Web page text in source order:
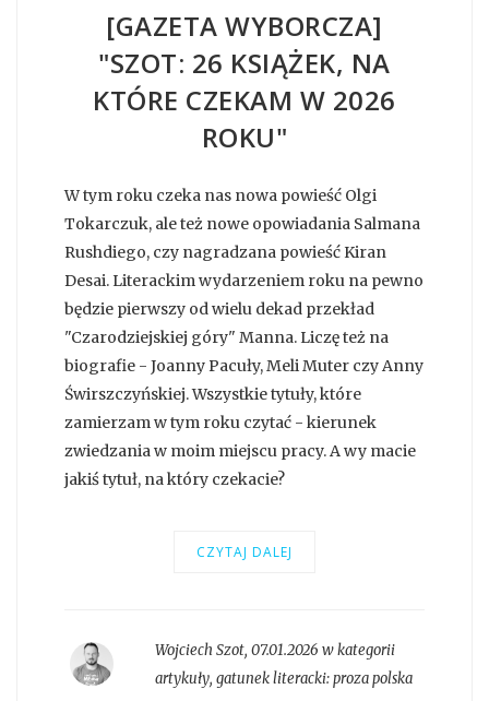
[GAZETA WYBORCZA]
"SZOT: 26 KSIĄŻEK, NA
KTÓRE CZEKAM W 2026
ROKU"
W tym roku czeka nas nowa powieść Olgi
Tokarczuk, ale też nowe opowiadania Salmana
Rushdiego, czy nagradzana powieść Kiran
Desai. Literackim wydarzeniem roku na pewno
będzie pierwszy od wielu dekad przekład
"Czarodziejskiej góry" Manna. Liczę też na
biografie - Joanny Pacuły, Meli Muter czy Anny
Świrszczyńskiej. Wszystkie tytuły, które
zamierzam w tym roku czytać - kierunek
zwiedzania w moim miejscu pracy. A wy macie
jakiś tytuł, na który czekacie?
CZYTAJ DALEJ
Wojciech Szot, 07.01.2026 w kategorii
artykuły, gatunek literacki:proza polska